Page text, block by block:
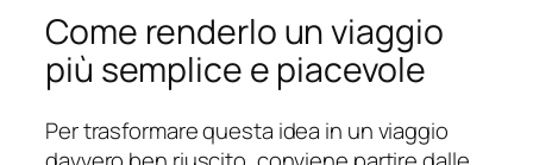
Come renderlo un viaggio
più semplice e piacevole
Per trasformare questa idea in un viaggio